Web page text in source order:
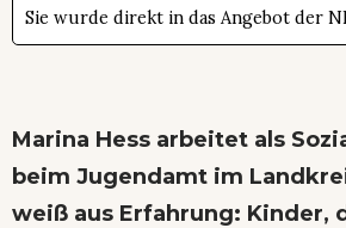
Sie wurde direkt in das Angebot der
Marina Hess arbeitet als
beim Jugendamt im
weiß aus Erfahrung: Kinder,